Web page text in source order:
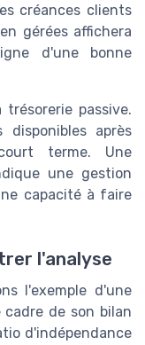
créances clients
gérées affichera
d'une bonne
passive.
après
terme. Une
une gestion
capacité à faire
l'analyse
l'exemple d'une
cadre de son bilan
d'indépendance